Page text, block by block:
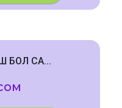
БОЛ СА...